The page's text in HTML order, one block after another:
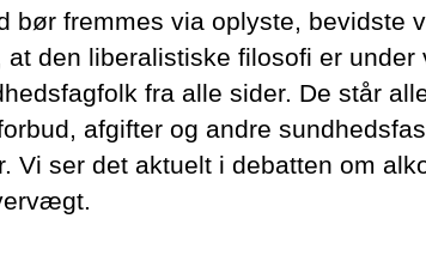
bør fremmes via oplyste, bevidste
at den liberalistiske filosofi er under
fra alle sider. De står
afgifter og andre
Vi ser det aktuelt i debatten om